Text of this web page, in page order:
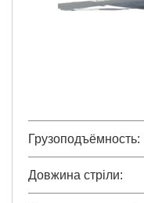
Грузоподъёмность
Довжина стріли